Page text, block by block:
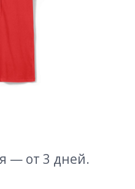
— от 3 дней.